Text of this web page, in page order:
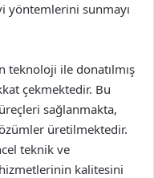
yöntemlerini sunmayı
teknoloji ile donatılmış
çekmektedir. Bu
sağlanmakta,
üretilmektedir.
teknik ve
kalitesini